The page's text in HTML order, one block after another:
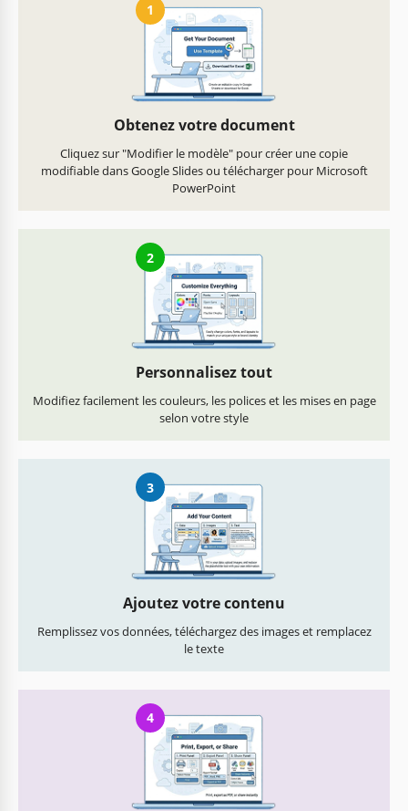
1
Obtenez votre document
Cliquez sur "Modifier le modèle" pour créer une copie
modifiable dans Google Slides ou télécharger pour Microsoft
PowerPoint
2
Personnalisez tout
Modifiez facilement les couleurs, les polices et les mises en page
selon votre style
3
Ajoutez votre contenu
Remplissez vos données, téléchargez des images et remplacez
le texte
4